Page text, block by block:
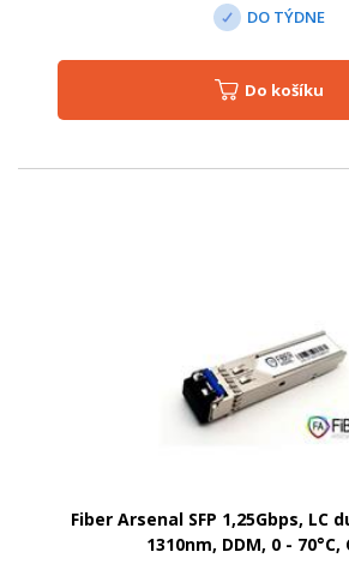
DO TÝDNE
Do košíku
Fiber Arsenal SFP 1,25Gbps, LC
1310nm, DDM, 0 - 70°C,